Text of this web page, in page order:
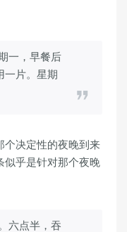
一，早餐后
一片。星期
个决定性的夜晚到来
似乎是针对那个夜晚
六点半，吞